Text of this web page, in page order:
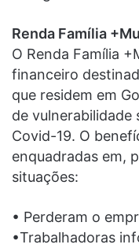
Renda Família
O Renda Família
financeiro
que residem em
de vulnerabilidade
Covid-19. O
enquadradas em,
situações:
• Perderam o
•Trabalhadoras